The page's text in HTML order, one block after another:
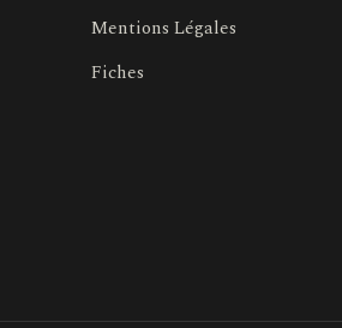
Mentions Légales
Fiches